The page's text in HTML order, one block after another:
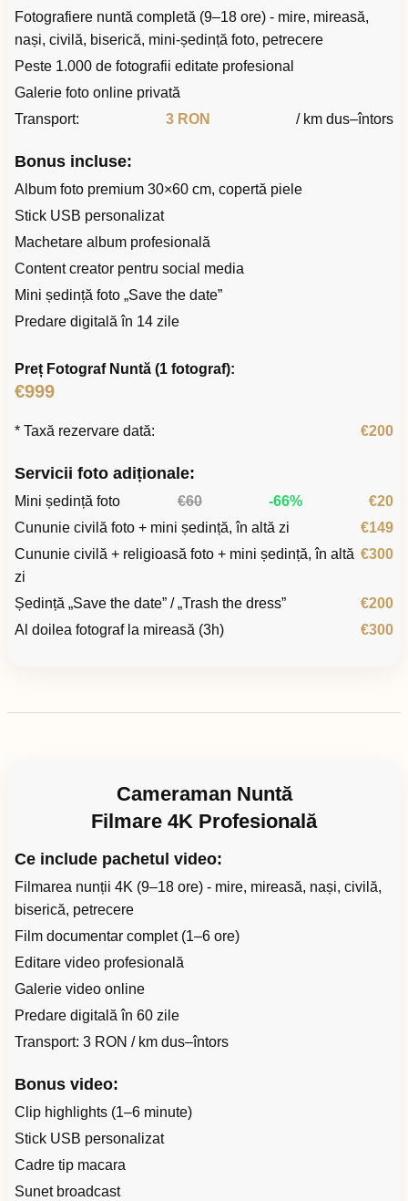
Fotografiere nuntă completă (9–18 ore) - mire, mireasă,
nași, civilă, biserică, mini-ședință foto, petrecere
Peste 1.000 de fotografii editate profesional
Galerie foto online privată
Transport:
3 RON / km dus–întors
Bonus incluse:
Album foto premium 30×60 cm, copertă piele
Stick USB personalizat
Machetare album profesională
Content creator pentru social media
Mini ședință foto „Save the date”
Predare digitală în 14 zile
Preț Fotograf Nuntă (1 fotograf):
€999
* Taxă rezervare dată: €200
Servicii foto adiționale:
Mini ședință foto €60 -66%
€20
Cununie civilă foto + mini ședință, în altă zi
€149
Cununie civilă + religioasă foto + mini ședință, în altă
zi
€300
Ședință „Save the date” / „Trash the dress”
€200
Al doilea fotograf la mireasă (3h)
€300
Cameraman Nuntă
Filmare 4K Profesională
Ce include pachetul video:
Filmarea nunții 4K (9–18 ore) - mire, mireasă, nași, civilă,
biserică, petrecere
Film documentar complet (1–6 ore)
Editare video profesională
Galerie video online
Predare digitală în 60 zile
Transport: 3 RON / km dus–întors
Bonus video:
Clip highlights (1–6 minute)
Stick USB personalizat
Cadre tip macara
Sunet broadcast